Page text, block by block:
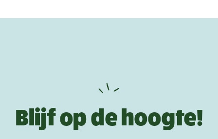
Blijf op de hoogte!